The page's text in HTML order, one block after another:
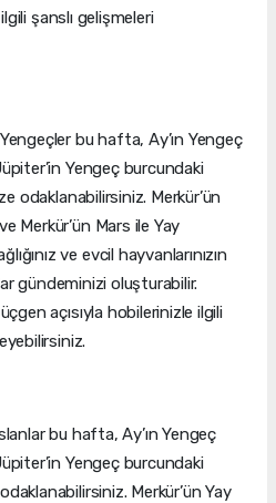
şanslı gelişmeleri
bu hafta, Ay’ın Yengeç
Yengeç burcundaki
odaklanabilirsiniz. Merkür’ün
Merkür’ün Mars ile Yay
ve evcil hayvanlarınızın
gündeminizi oluşturabilir.
açısıyla hobilerinizle ilgili
bu hafta, Ay’ın Yengeç
Yengeç burcundaki
Merkür’ün Yay